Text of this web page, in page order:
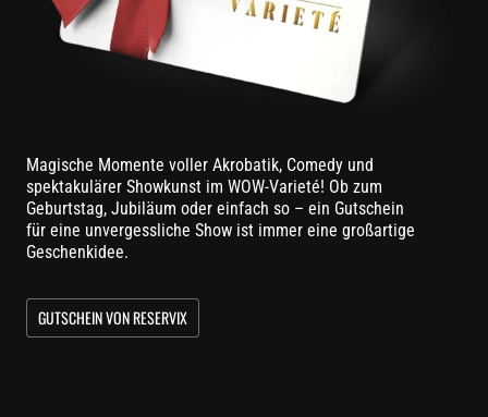
Magische Momente voller Akrobatik, Comedy und
spektakulärer Showkunst im WOW-Varieté! Ob zum
Geburtstag, Jubiläum oder einfach so – ein Gutschein
für eine unvergessliche Show ist immer eine großartige
Geschenkidee.
GUTSCHEIN VON RESERVIX